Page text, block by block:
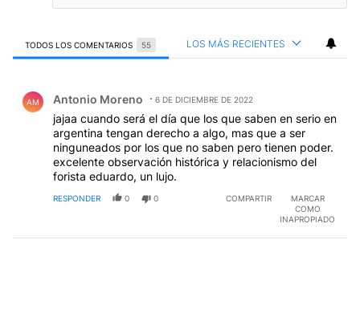
TODOS LOS COMENTARIOS 55 LOS MÁS RECIENTES
AM Antonio Moreno 6 DE DICIEMBRE DE 2022
jajaa cuando será el día que los que saben en serio en
argentina tengan derecho a algo, mas que a ser
ninguneados por los que no saben pero tienen poder.
excelente observación histórica y relacionismo del
forista eduardo, un lujo.
RESPONDER 0 0 COMPARTIR
MARCAR
COMO
INAPROPIADO